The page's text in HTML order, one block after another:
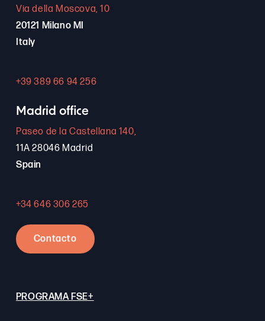
Via della Moscova, 10
20121 Milano MI
Italy
+39 389 66 94 256
Madrid office
Paseo de la Castellana 140,
11A 28046 Madrid
Spain
+34 646 306 265
Contacto
PROGRAMA FSE+